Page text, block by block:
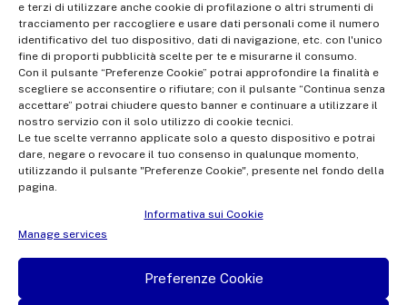
e terzi di utilizzare anche cookie di profilazione o altri strumenti di
tracciamento per raccogliere e usare dati personali come il numero
identificativo del tuo dispositivo, dati di navigazione, etc. con l'unico
fine di proporti pubblicità scelte per te e misurarne il consumo.
Con il pulsante “Preferenze Cookie” potrai approfondire la finalità e
scegliere se acconsentire o rifiutare; con il pulsante “Continua senza
accettare” potrai chiudere questo banner e continuare a utilizzare il
nostro servizio con il solo utilizzo di cookie tecnici.
Le tue scelte verranno applicate solo a questo dispositivo e potrai
dare, negare o revocare il tuo consenso in qualunque momento,
utilizzando il pulsante "Preferenze Cookie", presente nel fondo della
pagina.
Informativa sui Cookie
Manage services
Preferenze Cookie
Radiotelevisione italiana S.p.A.
Office of the Company Register of Rome | VAT no.
12865250158 | REA no. RM- 949207 | Rai Com 2022 - All rights
reserved | © Rai Com 2026 - Tutti i diritti riservati
Facebook
Privacy Policy